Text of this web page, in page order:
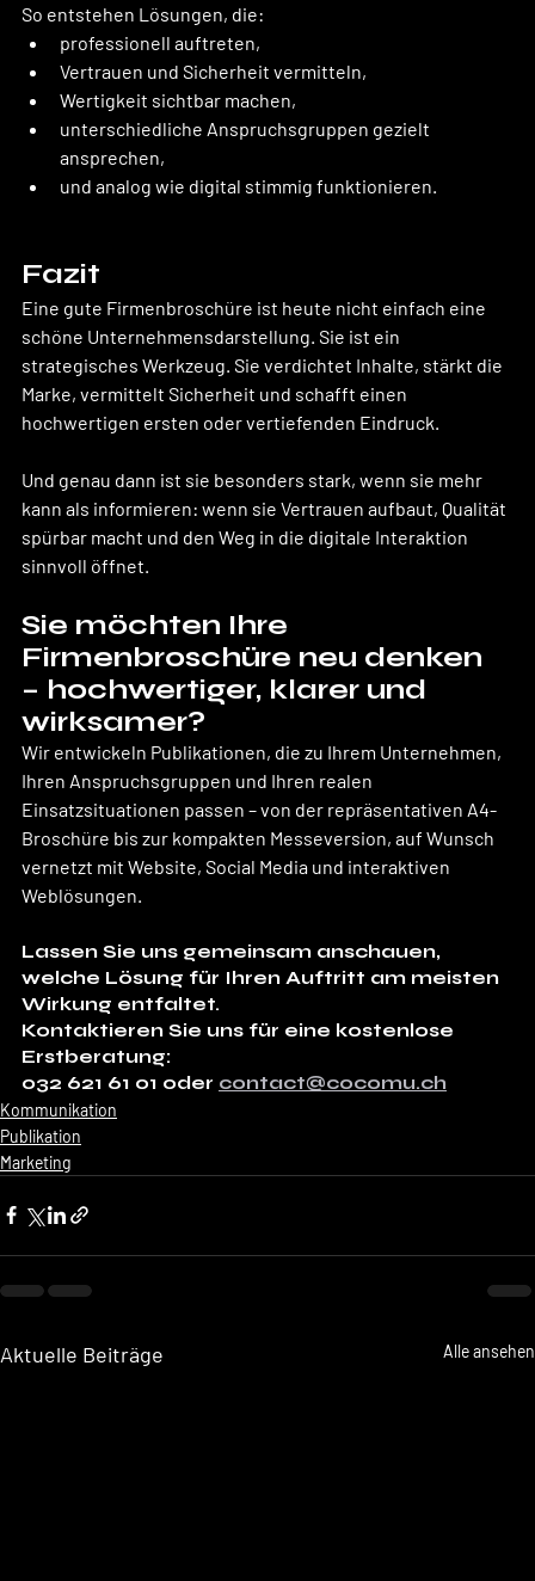
So entstehen Lösungen, die:
professionell auftreten,
Vertrauen und Sicherheit vermitteln,
Wertigkeit sichtbar machen,
unterschiedliche Anspruchsgruppen gezielt
ansprechen,
und analog wie digital stimmig funktionieren.
Fazit
Eine gute Firmenbroschüre ist heute nicht einfach eine
schöne Unternehmensdarstellung. Sie ist ein
strategisches Werkzeug. Sie verdichtet Inhalte, stärkt die
Marke, vermittelt Sicherheit und schafft einen
hochwertigen ersten oder vertiefenden Eindruck.
Und genau dann ist sie besonders stark, wenn sie mehr
kann als informieren: wenn sie Vertrauen aufbaut, Qualität
spürbar macht und den Weg in die digitale Interaktion
sinnvoll öffnet.
Sie möchten Ihre
Firmenbroschüre neu denken
– hochwertiger, klarer und
wirksamer?
Wir entwickeln Publikationen, die zu Ihrem Unternehmen,
Ihren Anspruchsgruppen und Ihren realen
Einsatzsituationen passen – von der repräsentativen A4-
Broschüre bis zur kompakten Messeversion, auf Wunsch
vernetzt mit Website, Social Media und interaktiven
Weblösungen.
Lassen Sie uns gemeinsam anschauen,
welche Lösung für Ihren Auftritt am meisten
Wirkung entfaltet.
Kontaktieren Sie uns für eine kostenlose
Erstberatung:
032 621 61 01 oder contact@cocomu.ch
Kommunikation
Publikation
Marketing
Aktuelle Beiträge Alle ansehen